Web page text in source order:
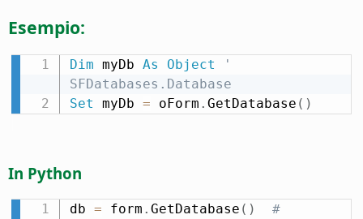
Esempio:
Dim myDb As Object
'
SFDatabases.Database
Set myDb = oForm . GetDatabase ( )
In Python
db = form . GetDatabase ( )
#